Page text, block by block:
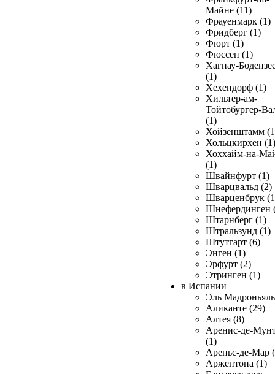
Майне (11)
Фрауенмарк (1)
Фридберг (1)
Фюрт (1)
Фюссен (1)
Хагнау-
(1)
Хехендорф (1)
Хильтер-ам-
Тойтобургер-
(1)
Хойзенштамм
Хольцкирхен (1)
Хоххайм-на-
(1)
Швайнфурт (1)
Шварцвальд (2)
Шварценбрук
Шнефердинген
Штарнберг (1)
Штральзунд (1)
Штутгарт (6)
Энген (1)
Эрфурт (2)
Этринген (1)
в Испании
Эль
Аликанте (29)
Алтея (8)
Аренис-де-
(1)
Ареньс-де-Мар
Аржентона (1)